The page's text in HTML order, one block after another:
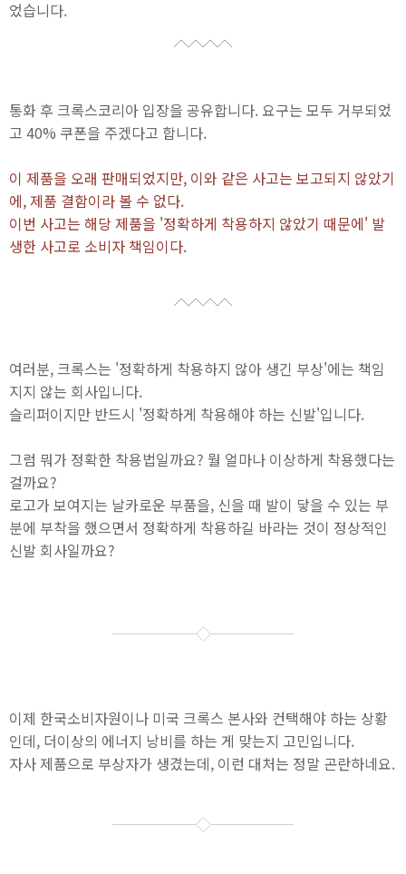
었습니다.
통화 후 크록스코리아 입장을 공유합니다. 요구는 모두 거부되었
고 40% 쿠폰을 주겠다고 합니다.
이 제품을 오래 판매되었지만, 이와 같은 사고는 보고되지 않았기
에, 제품 결함이라 볼 수 없다.
이번 사고는 해당 제품을 '정확하게 착용하지 않았기 때문에' 발
생한 사고로 소비자 책임이다.
여러분, 크록스는 '정확하게 착용하지 않아 생긴 부상'에는 책임
지지 않는 회사입니다.
슬리퍼이지만 반드시 '정확하게 착용해야 하는 신발'입니다.
그럼 뭐가 정확한 착용법일까요? 뭘 얼마나 이상하게 착용했다는
걸까요?
로고가 보여지는 날카로운 부품을, 신을 때 발이 닿을 수 있는 부
분에 부착을 했으면서 정확하게 착용하길 바라는 것이 정상적인
신발 회사일까요?
이제 한국소비자원이나 미국 크록스 본사와 컨택해야 하는 상황
인데, 더이상의 에너지 낭비를 하는 게 맞는지 고민입니다.
자사 제품으로 부상자가 생겼는데, 이런 대처는 정말 곤란하네요.